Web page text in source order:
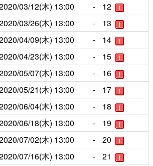
03/12(木) 13:00 - 12 ！
03/26(木) 13:00 - 13 ！
04/09(木) 13:00 - 14 ！
04/23(木) 13:00 - 15 ！
05/07(木) 13:00 - 16 ！
05/21(木) 13:00 - 17 ！
06/04(木) 13:00 - 18 ！
06/18(木) 13:00 - 19 ！
07/02(木) 13:00 - 20 ！
07/16(木) 13:00 - 21 ！